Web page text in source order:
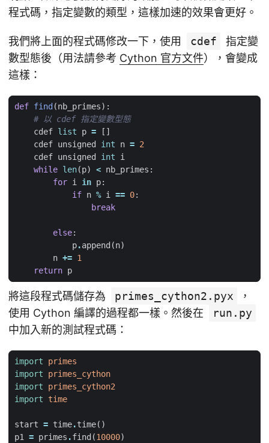
程式碼，指定變數的類型，這樣加速的效果會更好。
我們將上面的程式碼修改一下，使用 cdef
指定變
數型態後（用法請參考 Cython 官方文件），會變成
這樣：
def find (nb_primes):
# 以 cdef 指定變數型態
cdef list p =
[]
cdef unsigned int n = 2
cdef unsigned int
i
while len(p) < nb_primes :
for i in p:
if n % i == 0:
break
else:
p.append (n)
n += 1
return p
將這段程式碼儲存為 primes_cython2.pyx
，
使用 Cython 編譯的過程都一樣。然後在
run.py
中加入新的測試程式碼：
import
primes
import
primes_cython
import
primes_cython2
import
time
start = time.time()
p1 = primes .find (10000)